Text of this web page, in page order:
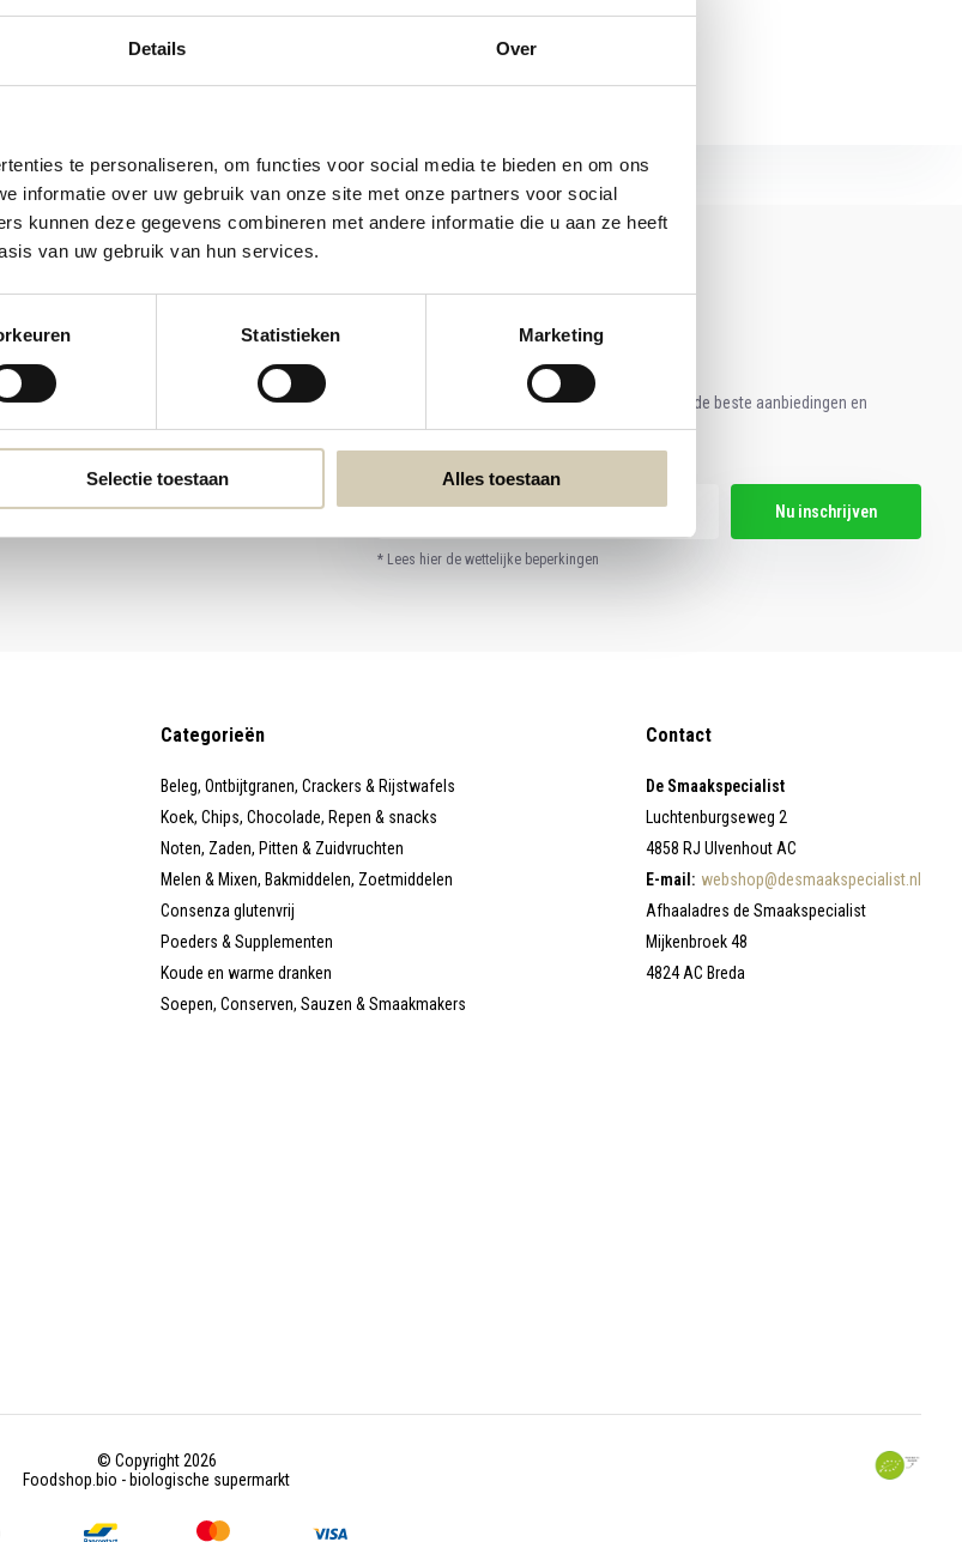
Details Over
te personaliseren, om functies voor social media te bieden en om ons
informatie over uw gebruik van onze site met onze partners voor social
kunnen deze gegevens combineren met andere informatie die u aan ze heeft
van uw gebruik van hun services.
Statistieken Marketing
Selectie toestaan Alles toestaan
met ons op
Meld je aan voor onze nieuwsbrief en ontvang de beste aanbiedingen en
biologische recepten!
Nu inschrijven
* Lees hier de wettelijke beperkingen
Categorieën
Beleg, Ontbijtgranen, Crackers & Rijstwafels
Koek, Chips, Chocolade, Repen & snacks
Noten, Zaden, Pitten & Zuidvruchten
Melen & Mixen, Bakmiddelen, Zoetmiddelen
Consenza glutenvrij
Poeders & Supplementen
Koude en warme dranken
Soepen, Conserven, Sauzen & Smaakmakers
Contact
De Smaakspecialist
Luchtenburgseweg 2
4858 RJ Ulvenhout AC
E-mail: webshop@desmaakspecialist.nl
Afhaaladres de Smaakspecialist
Mijkenbroek 48
4824 AC Breda
© Copyright 2026
Foodshop.bio - biologische supermarkt